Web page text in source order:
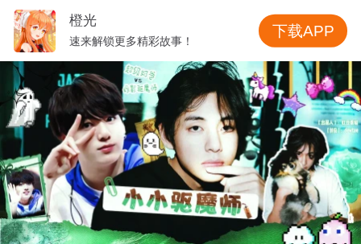
橙光
速来解锁更多精彩故事！
下载APP